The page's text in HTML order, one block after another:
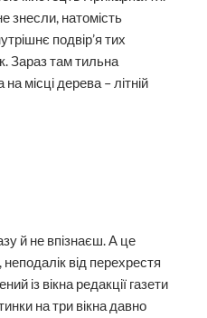
знесли, натомість
подвір’я тих
Зараз там тильна
місці дерева – літній
й не впізнаєш. А це
від перехрестя
із вікна редакції газети
на три вікна давно